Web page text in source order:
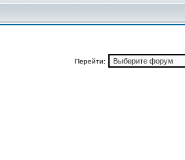
Перейти: